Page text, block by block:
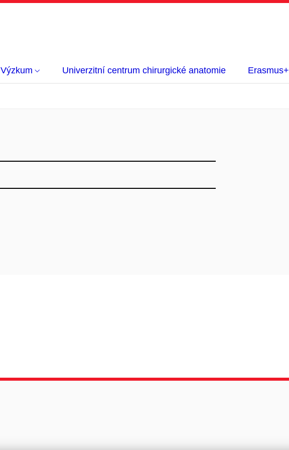
Výzkum Univerzitní centrum chirurgické anatomie Erasmus+